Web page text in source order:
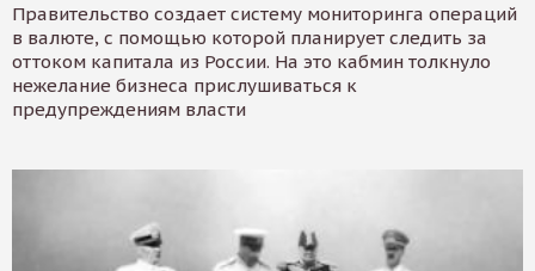
Правительство создает систему мониторинга операций
в валюте, с помощью которой планирует следить за
оттоком капитала из России. На это кабмин толкнуло
нежелание бизнеса прислушиваться к
предупреждениям власти